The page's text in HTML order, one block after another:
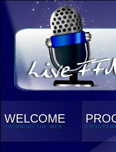
WELCOME
SWIMMING THE WEB